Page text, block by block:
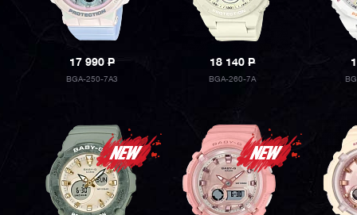
17 990P
BGA-250-7A3
18 140P
BGA-260-7A